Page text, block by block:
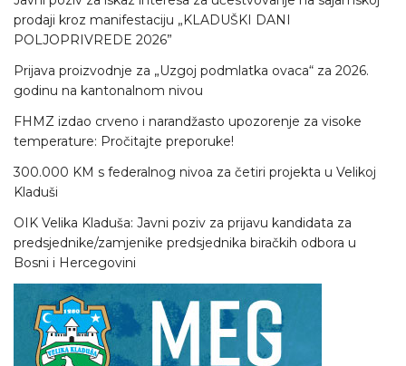
prodaji kroz manifestaciju „KLADUŠKI DANI
POLJOPRIVREDE 2026”
Prijava proizvodnje za „Uzgoj podmlatka ovaca“ za 2026.
godinu na kantonalnom nivou
FHMZ izdao crveno i narandžasto upozorenje za visoke
temperature: Pročitajte preporuke!
300.000 KM s federalnog nivoa za četiri projekta u Velikoj
Kladuši
OIK Velika Kladuša: Javni poziv za prijavu kandidata za
predsjednike/zamjenike predsjednika biračkih odbora u
Bosni i Hercegovini